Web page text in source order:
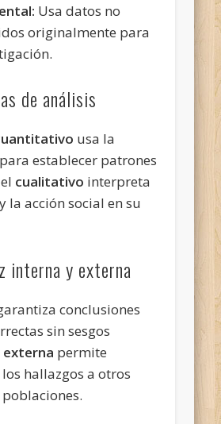
Usa datos no
originalmente para
de análisis
usa la
establecer patrones
cualitativo interpreta
la acción social en su
interna y externa
conclusiones
sin sesgos
externa permite
hallazgos a otros